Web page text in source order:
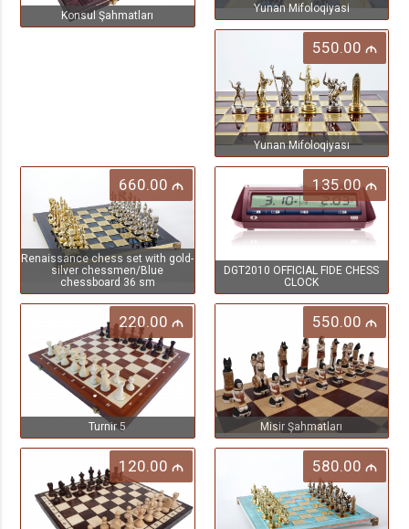
Konsul Şahmatları
Yunan Mifoloqiyasi
Yunan Mifoloqiyası
550.00 M
Renaissance chess set with gold-
silver chessmen/Blue
chessboard 36 sm
660.00 M
DGT2010 OFFICIAL FIDE CHESS
CLOCK
135.00M
Turnir 5
220.00 M
Misir Şahmatları
550.00 M
120.00 M 580.00 M